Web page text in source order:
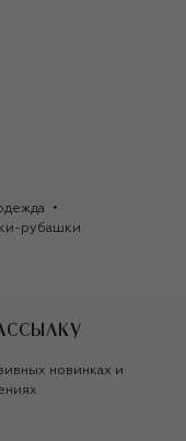
рубашки
новинках и